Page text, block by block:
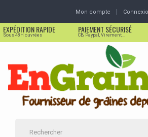
Mon compte
EXPÉDITION RAPIDE
Sous 48H ouvrées
PAIEMENT SÉCURISÉ
CB, Paypal, Virement,...